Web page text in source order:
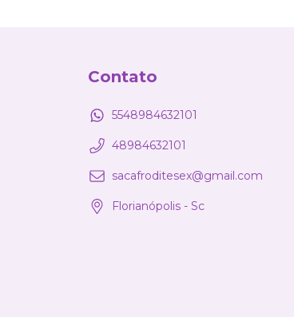
Contato
5548984632101
48984632101
sacafroditesex@gmail.com
Florianópolis - Sc